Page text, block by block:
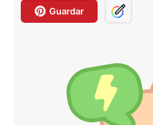
Guardar